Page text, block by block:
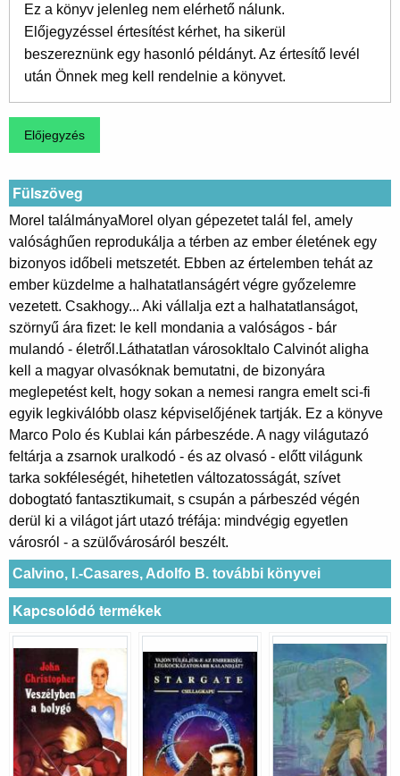
Ez a könyv jelenleg nem elérhető nálunk.
Előjegyzéssel értesítést kérhet, ha sikerül
beszereznünk egy hasonló példányt. Az értesítő levél
után Önnek meg kell rendelnie a könyvet.
Fülszöveg
Morel találmányaMorel olyan gépezetet talál fel, amely
valósághűen reprodukálja a térben az ember életének egy
bizonyos időbeli metszetét. Ebben az értelemben tehát az
ember küzdelme a halhatatlanságért végre győzelemre
vezetett. Csakhogy... Aki vállalja ezt a halhatatlanságot,
szörnyű ára fizet: le kell mondania a valóságos - bár
mulandó - életről.Láthatatlan városokItalo Calvinót aligha
kell a magyar olvasóknak bemutatni, de bizonyára
meglepetést kelt, hogy sokan a nemesi rangra emelt sci-fi
egyik legkiválóbb olasz képviselőjének tartják. Ez a könyve
Marco Polo és Kublai kán párbeszéde. A nagy világutazó
feltárja a zsarnok uralkodó - és az olvasó - előtt világunk
tarka sokféleségét, hihetetlen változatosságát, szívet
dobogtató fantasztikumait, s csupán a párbeszéd végén
derül ki a világot járt utazó tréfája: mindvégig egyetlen
városról - a szülővárosáról beszélt.
Calvino, I.-Casares, Adolfo B. további könyvei
Kapcsolódó termékek